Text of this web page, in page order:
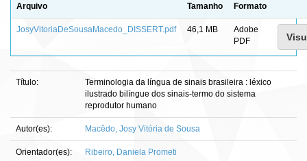
Arquivo Tamanho Formato
JosyVitoriaDeSousaMacedo_DISSERT.pdf 46,1 MB
Adobe
PDF
Título:
Terminologia da língua de sinais brasileira : léxico
ilustrado bilíngue dos sinais-termo do sistema
reprodutor humano
Autor(es): Macêdo, Josy Vitória de Sousa
Orientador(es): Ribeiro, Daniela Prometi